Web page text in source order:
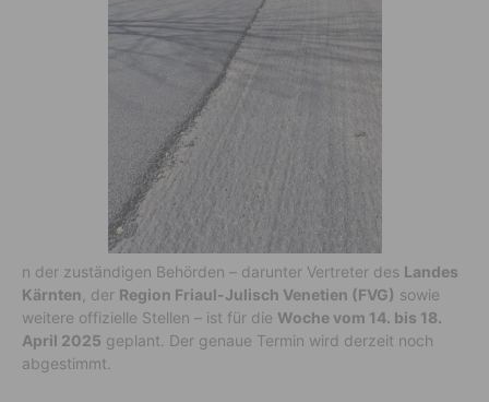
n der zuständigen Behörden – darunter Vertreter des Landes
Kärnten , der Region Friaul-Julisch Venetien (FVG) sowie
weitere offizielle Stellen – ist für die Woche vom 14. bis 18.
April 2025 geplant. Der genaue Termin wird derzeit noch
abgestimmt.